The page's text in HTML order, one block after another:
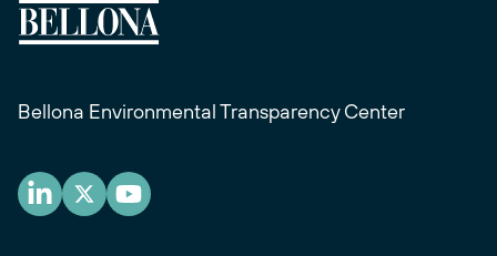
Bellona Environmental Transparency Center